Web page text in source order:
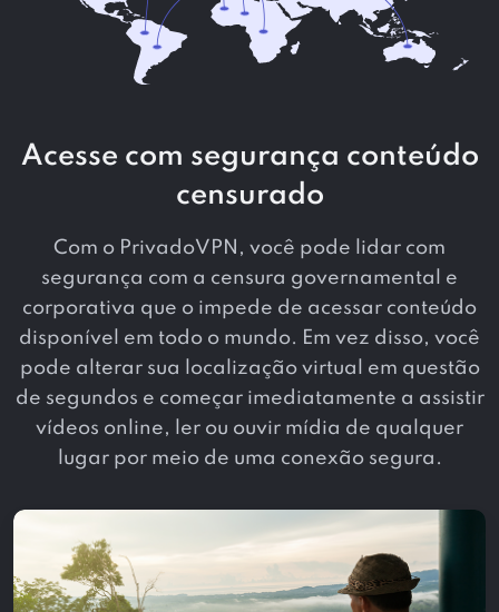
Acesse com segurança conteúdo
censurado
Com o PrivadoVPN, você pode lidar com
segurança com a censura governamental e
corporativa que o impede de acessar conteúdo
disponível em todo o mundo. Em vez disso, você
pode alterar sua localização virtual em questão
de segundos e começar imediatamente a assistir
vídeos online, ler ou ouvir mídia de qualquer
lugar por meio de uma conexão segura.